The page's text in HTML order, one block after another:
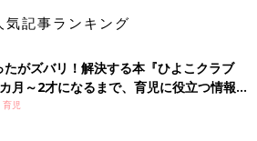
記事ランキング
たがズバリ！解決する本『ひよこクラブ
～2才になるまで、育児に役立つ情報が
育児